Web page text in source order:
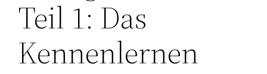
Teil 1: Das
Kennenlernen